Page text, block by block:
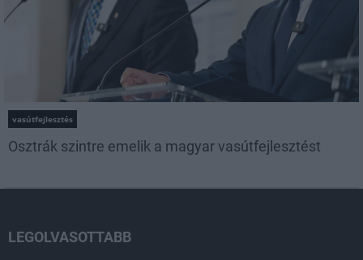
vasútfejlesztés
Osztrák szintre emelik a magyar vasútfejlesztést
LEGOLVASOTTABB